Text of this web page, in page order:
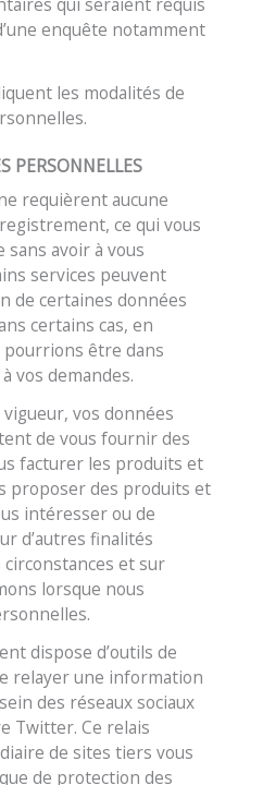
enquête notamment
les modalités de
PERSONNELLES
requièrent aucune
ce qui vous
avoir à vous
services peuvent
de certaines données
certains cas, en
pourrions être dans
vos demandes.
vos données
de vous fournir des
facturer les produits et
proposer des produits et
intéresser ou de
d’autres finalités
et sur
lorsque nous
dispose d’outils de
relayer une information
des réseaux sociaux
Twitter. Ce relais
de sites tiers vous
de protection des